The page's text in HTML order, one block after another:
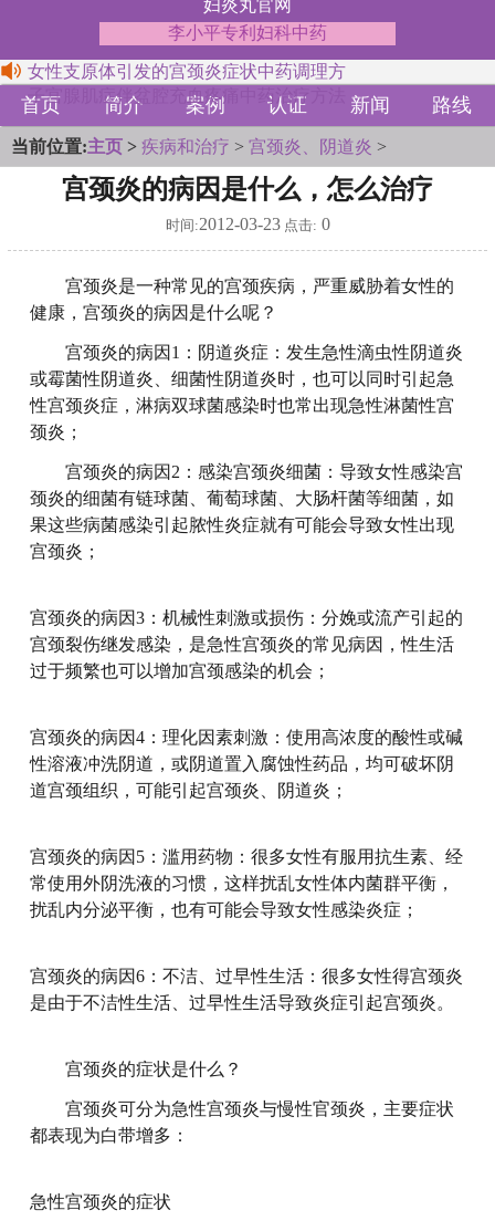
妇炎丸官网
李小平专利妇科中药
女性支原体引发的宫颈炎症状中药调理方
子宫腺肌症伴盆腔充血疼痛中药治疗方法
首页 简介 案例 认证 新闻 路线
当前位置:主页 > 疾病和治疗 > 宫颈炎、阴道炎 >
宫颈炎的病因是什么，怎么治疗
时间:2012-03-23点击: 0
宫颈炎是一种常见的宫颈疾病，严重威胁着女性的
健康，宫颈炎的病因是什么呢？
宫颈炎的病因1：阴道炎症：发生急性滴虫性阴道炎
或霉菌性阴道炎、细菌性阴道炎时，也可以同时引起急
性宫颈炎症，淋病双球菌感染时也常出现急性淋菌性宫
颈炎；
宫颈炎的病因2：感染宫颈炎细菌：导致女性感染宫
颈炎的细菌有链球菌、葡萄球菌、大肠杆菌等细菌，如
果这些病菌感染引起脓性炎症就有可能会导致女性出现
宫颈炎；
宫颈炎的病因3：机械性刺激或损伤：分娩或流产引起的
宫颈裂伤继发感染，是急性宫颈炎的常见病因，性生活
过于频繁也可以增加宫颈感染的机会；
宫颈炎的病因4：理化因素刺激：使用高浓度的酸性或碱
性溶液冲洗阴道，或阴道置入腐蚀性药品，均可破坏阴
道宫颈组织，可能引起宫颈炎、阴道炎；
宫颈炎的病因5：滥用药物：很多女性有服用抗生素、经
常使用外阴洗液的习惯，这样扰乱女性体内菌群平衡，
扰乱内分泌平衡，也有可能会导致女性感染炎症；
宫颈炎的病因6：不洁、过早性生活：很多女性得宫颈炎
是由于不洁性生活、过早性生活导致炎症引起宫颈炎。
宫颈炎的症状是什么？
宫颈炎可分为急性宫颈炎与慢性官颈炎，主要症状
都表现为白带增多：
急性宫颈炎的症状